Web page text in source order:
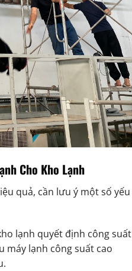
Cho Kho Lạnh
quả, cần lưu ý một số yếu
lạnh quyết định công suất
máy lạnh công suất cao